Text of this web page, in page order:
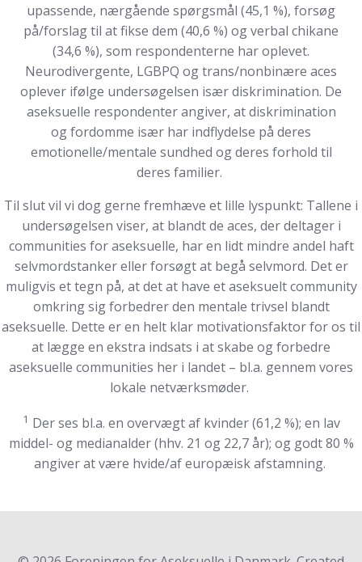
upassende, nærgående spørgsmål (45,1 %), forsøg
på/forslag til at fikse dem (40,6 %) og verbal chikane
(34,6 %), som respondenterne har oplevet.
Neurodivergente, LGBPQ og trans/nonbinære aces
oplever ifølge undersøgelsen især diskrimination. De
aseksuelle respondenter angiver, at diskrimination
og fordomme især har indflydelse på deres
emotionelle/mentale sundhed og deres forhold til
deres familier.
Til slut vil vi dog gerne fremhæve et lille lyspunkt: Tallene i
undersøgelsen viser, at blandt de aces, der deltager i
communities for aseksuelle, har en lidt mindre andel haft
selvmordstanker eller forsøgt at begå selvmord. Det er
muligvis et tegn på, at det at have et aseksuelt community
omkring sig forbedrer den mentale trivsel blandt
aseksuelle. Dette er en helt klar motivationsfaktor for os til
at lægge en ekstra indsats i at skabe og forbedre
aseksuelle communities her i landet – bl.a. gennem vores
lokale netværksmøder.
1 Der ses bl.a. en overvægt af kvinder (61,2 %); en lav
middel- og medianalder (hhv. 21 og 22,7 år); og godt 80 %
angiver at være hvide/af europæisk afstamning.